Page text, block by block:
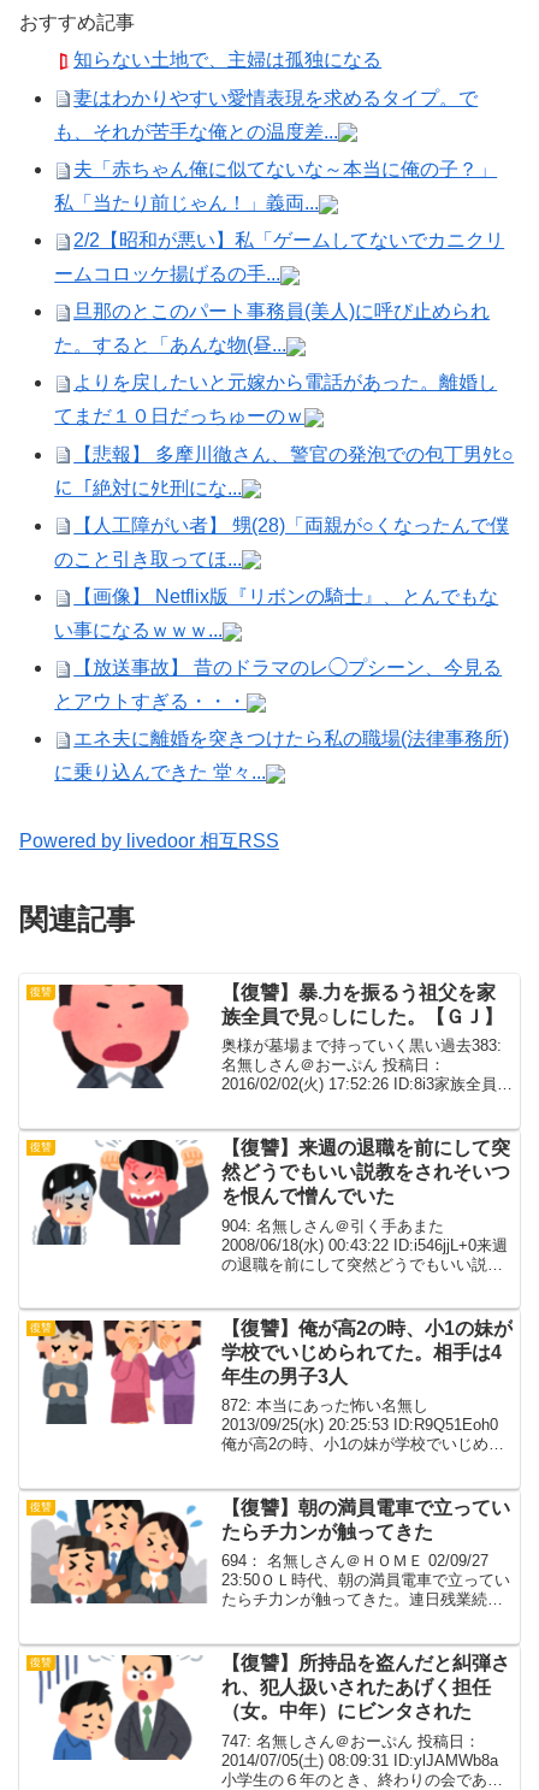
おすすめ記事
知らない土地で、主婦は孤独になる
妻はわかりやすい愛情表現を求めるタイプ。で
も、それが苦手な俺との温度差...
夫「赤ちゃん俺に似てないな～本当に俺の子？」
私「当たり前じゃん！」義両...
2/2【昭和が悪い】私「ゲームしてないでカニクリ
ームコロッケ揚げるの手...
旦那のとこのパート事務員(美人)に呼び止められ
た。すると「あんな物(昼...
よりを戻したいと元嫁から電話があった。離婚し
てまだ１０日だっちゅーのｗ
【悲報】 多摩川徹さん、警官の発泡での包丁男ﾀﾋ○
に「絶対にﾀﾋ刑にな...
【人工障がい者】 甥(28)「両親が○くなったんで僕
のこと引き取ってほ...
【画像】 Netflix版『リボンの騎士』、とんでもな
い事になるｗｗｗ...
【放送事故】 昔のドラマのレ◯プシーン、今見る
とアウトすぎる・・・
エネ夫に離婚を突きつけたら私の職場(法律事務所)
に乗り込んできた 堂々...
Powered by livedoor 相互RSS
関連記事
復讐
【復讐】暴.力を振るう祖父を家
族全員で見○しにした。【ＧＪ】
奥様が墓場まで持っていく黒い過去383:
名無しさん＠おーぷん 投稿日：
2016/02/02(火) 17:52:26 ID:8i3家族全員で
もともとは別居だったのだが...
復讐
【復讐】来週の退職を前にして突
然どうでもいい説教をされそいつ
を恨んで憎んでいた
904: 名無しさん＠引く手あまた
2008/06/18(水) 00:43:22 ID:i546jjL+0来週
の退職を前にして突然どうでもいい説教
んねるに悪口を書き込ん...
復讐
【復讐】俺が高2の時、小1の妹が
学校でいじめられてた。相手は4
年生の男子3人
872: 本当にあった怖い名無し
2013/09/25(水) 20:25:53 ID:R9Q51Eoh0
俺が高2の時、小1の妹が学校でいじめら
に怒られた日の帰りにたま...
復讐
【復讐】朝の満員電車で立ってい
たらチ力ンが触ってきた
694： 名無しさん＠ＨＯＭＥ 02/09/27
23:50ＯＬ時代、朝の満員電車で立ってい
たらチ力ンが触ってきた。連日残業続き
ッッ！」と足を踏んづけてやった。うし
ろで「...
復讐
【復讐】所持品を盗んだと糾弾さ
れ、犯人扱いされたあげく担任
（女。中年）にビンタされた
747: 名無しさん＠おーぷん 投稿日：
2014/07/05(土) 08:09:31 ID:ylJAMWb8a
小学生の６年のとき、終わりの会である